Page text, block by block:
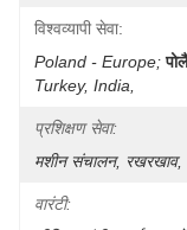
विश्वव्यापी सेवा:
Poland - Europe;
Turkey, India,
प्रशिक्षण सेवा:
मशीन संचालन, रखरखाव,
वारंटी: